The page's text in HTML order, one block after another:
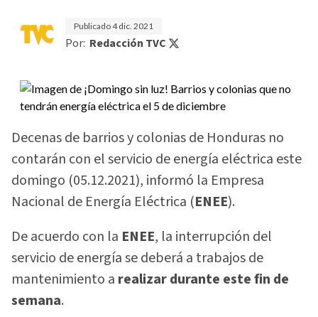
Publicado4 dic. 2021
Por: Redacción TVC
Decenas de barrios y colonias de Honduras no
contarán con el servicio de energía eléctrica este
domingo (05.12.2021), informó la Empresa
Nacional de Energía Eléctrica (ENEE).
De acuerdo con la ENEE, la interrupción del
servicio de energía se deberá a trabajos de
mantenimiento a realizar durante este fin de
semana.